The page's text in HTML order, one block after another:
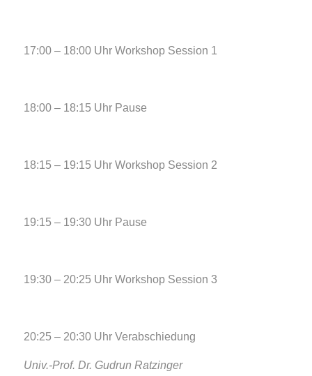
17:00 – 18:00 Uhr Workshop Session 1
18:00 – 18:15 Uhr Pause
18:15 – 19:15 Uhr Workshop Session 2
19:15 – 19:30 Uhr Pause
19:30 – 20:25 Uhr Workshop Session 3
20:25 – 20:30 Uhr Verabschiedung
Univ.-Prof. Dr. Gudrun Ratzinger